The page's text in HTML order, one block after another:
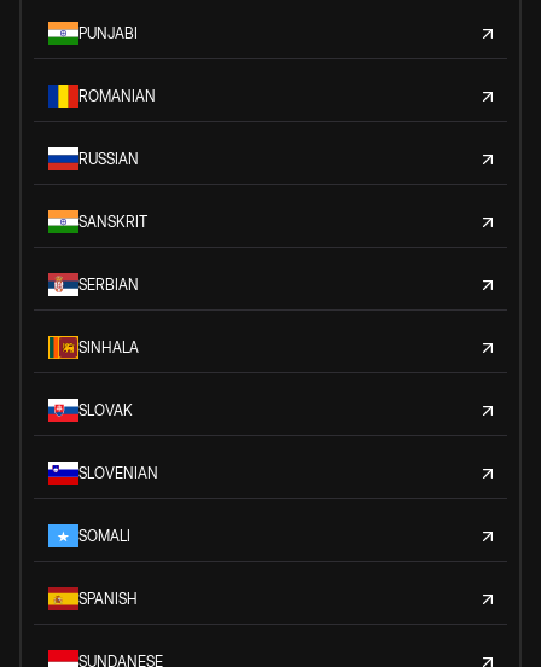
PUNJABI
ROMANIAN
RUSSIAN
SANSKRIT
SERBIAN
SINHALA
SLOVAK
SLOVENIAN
SOMALI
SPANISH
SUNDANESE